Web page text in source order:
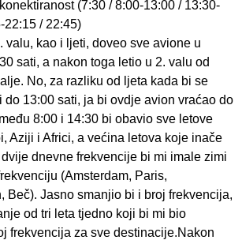
(7:30 / 8:00-13:00 / 13:30-
22:15 / 22:45)
valu, kao i ljeti, doveo sve avione u
sati, a nakon toga letio u 2. valu od
No, za razliku od ljeta kada bi se
do 13:00 sati, ja bi ovdje avion vraćao do
8:00 i 14:30 bi obavio sve letove
Aziji i Africi, a većina letova koje inače
dnevne frekvencije bi mi imale zimi
(Amsterdam, Paris,
Beč). Jasno smanjio bi i broj frekvencija,
od tri leta tjedno koji bi mi bio
frekvencija za sve destinacije.Nakon